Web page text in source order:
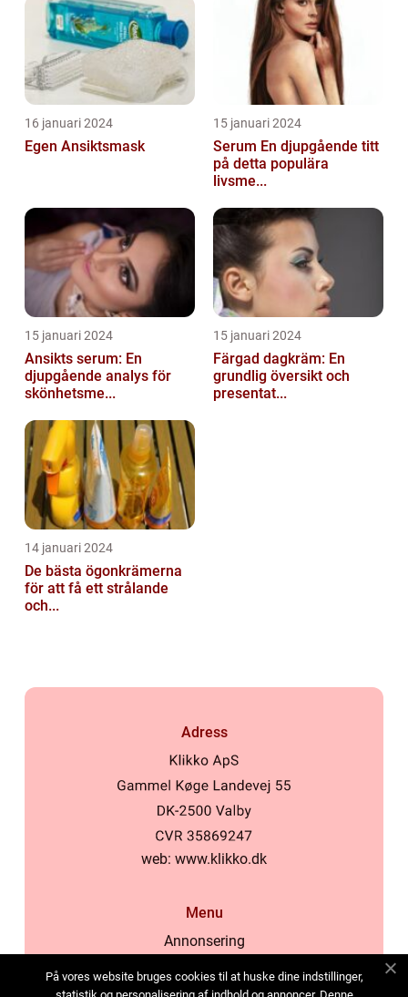
16 januari 2024
Egen Ansiktsmask
15 januari 2024
Serum En djupgående titt
på detta populära
livsme...
15 januari 2024
Ansikts serum: En
djupgående analys för
skönhetsme...
15 januari 2024
Färgad dagkräm: En
grundlig översikt och
presentat...
14 januari 2024
De bästa ögonkrämerna
för att få ett strålande
och...
Adress
web: www.klikko.dk
Menu
Annonsering
Cookies
På vores website bruges cookies til at huske dine indstillinger,